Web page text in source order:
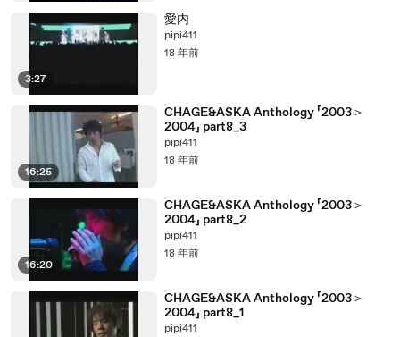
3:27
愛内
pipi411
18 年前
16:25
CHAGE&ASKA Anthology 「2003＞
2004」 part8_3
pipi411
18 年前
16:20
CHAGE&ASKA Anthology 「2003＞
2004」 part8_2
pipi411
18 年前
CHAGE&ASKA Anthology 「2003＞
2004」 part8_1
pipi411